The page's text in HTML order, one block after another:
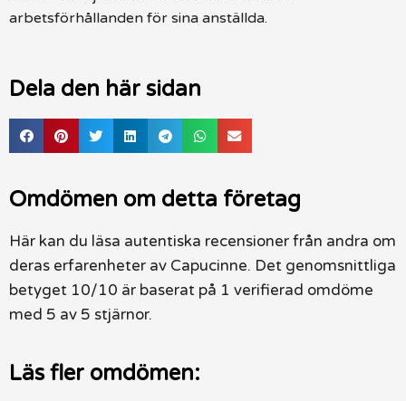
arbetsförhållanden för sina anställda.
Dela den här sidan
Omdömen om detta företag
Här kan du läsa autentiska recensioner från andra om
deras erfarenheter av Capucinne. Det genomsnittliga
betyget 10/10 är baserat på 1 verifierad omdöme
med 5 av 5 stjärnor.
Läs fler omdömen: